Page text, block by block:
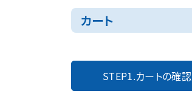
カート
STEP1.カートの確認